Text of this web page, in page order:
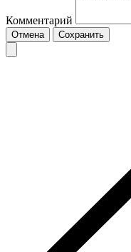
Комментарий
Отмена Сохранить